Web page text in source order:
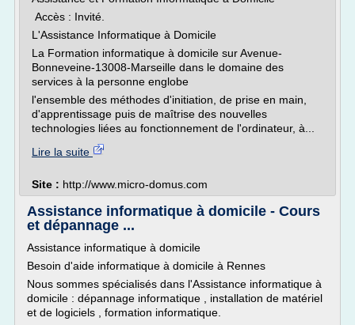
Accès : Invité.
L'Assistance Informatique à Domicile
La Formation informatique à domicile sur Avenue-
Bonneveine-13008-Marseille dans le domaine des
services à la personne englobe
l'ensemble des méthodes d'initiation, de prise en main,
d'apprentissage puis de maîtrise des nouvelles
technologies liées au fonctionnement de l'ordinateur, à...
Lire la suite
Site : http://www.micro-domus.com
Assistance informatique à domicile - Cours
et dépannage ...
Assistance informatique à domicile
Besoin d'aide informatique à domicile à Rennes
Nous sommes spécialisés dans l'Assistance informatique à
domicile : dépannage informatique , installation de matériel
et de logiciels , formation informatique.